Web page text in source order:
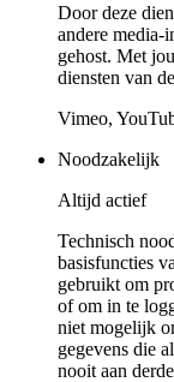
Door deze
andere media-
gehost. Met
diensten van
Vimeo,
Noodzakelijk
Altijd actief
Technisch
basisfuncties
gebruikt om
of om in te
niet mogelijk
gegevens die
nooit aan